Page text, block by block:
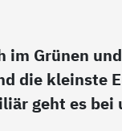
im Grünen
die kleinste
geht es bei